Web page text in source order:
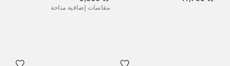
مقاسات إضافية متاحة